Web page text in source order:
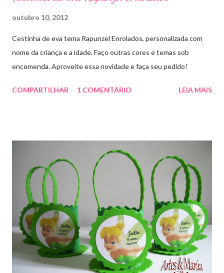
outubro 10, 2012
Cestinha de eva tema Rapunzel Enrolados, personalizada com
nome da criança e a idade. Faço outras cores e temas sob
encomenda. Aproveite essa novidade e faça seu pedido!
COMPARTILHAR 1 COMENTÁRIO LEIA MAIS